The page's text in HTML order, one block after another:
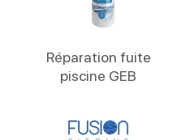
Réparation fuite
piscine GEB